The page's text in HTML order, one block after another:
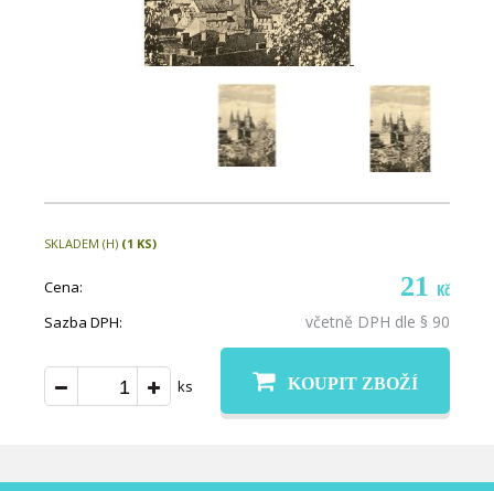
SKLADEM (H) (1 KS)
Cena: 21 Kč
Sazba DPH: včetně DPH dle § 90
ks KOUPIT ZBOŽÍ